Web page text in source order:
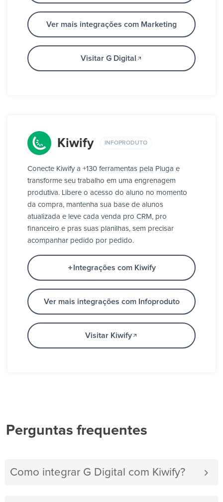
Ver mais integrações com Marketing
Visitar G Digital
Kiwify INFOPRODUTO
Conecte Kiwify a +130 ferramentas pela Pluga e
transforme seu trabalho em uma engrenagem
produtiva. Libere o acesso do aluno no momento
da compra, mantenha sua base de alunos
atualizada e leve cada venda pro CRM, pro
financeiro e pras suas planilhas, sem precisar
acompanhar pedido por pedido.
Integrações com Kiwify
Ver mais integrações com Infoproduto
Visitar Kiwify
Perguntas frequentes
Como integrar G Digital com Kiwify?